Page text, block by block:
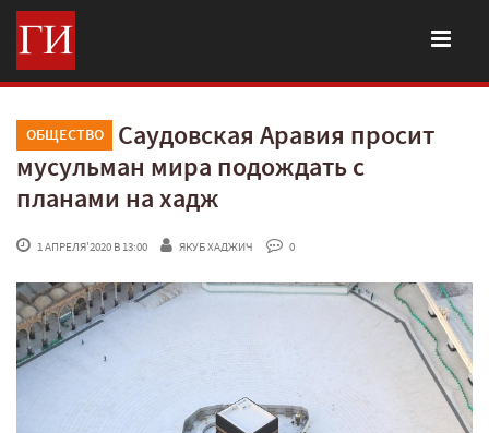
ОБЩЕСТВО
Саудовская Аравия просит
мусульман мира подождать с
планами на хадж
1 АПРЕЛЯ'2020 В 13:00 ЯКУБ ХАДЖИЧ 0